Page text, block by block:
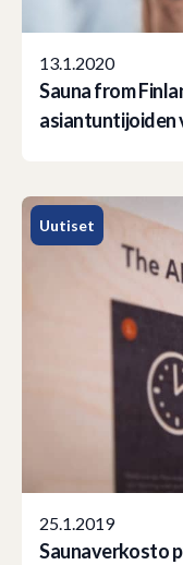
13.1.2020
Sauna from
asiantuntijoiden
Uutiset
25.1.2019
Saunaverkosto